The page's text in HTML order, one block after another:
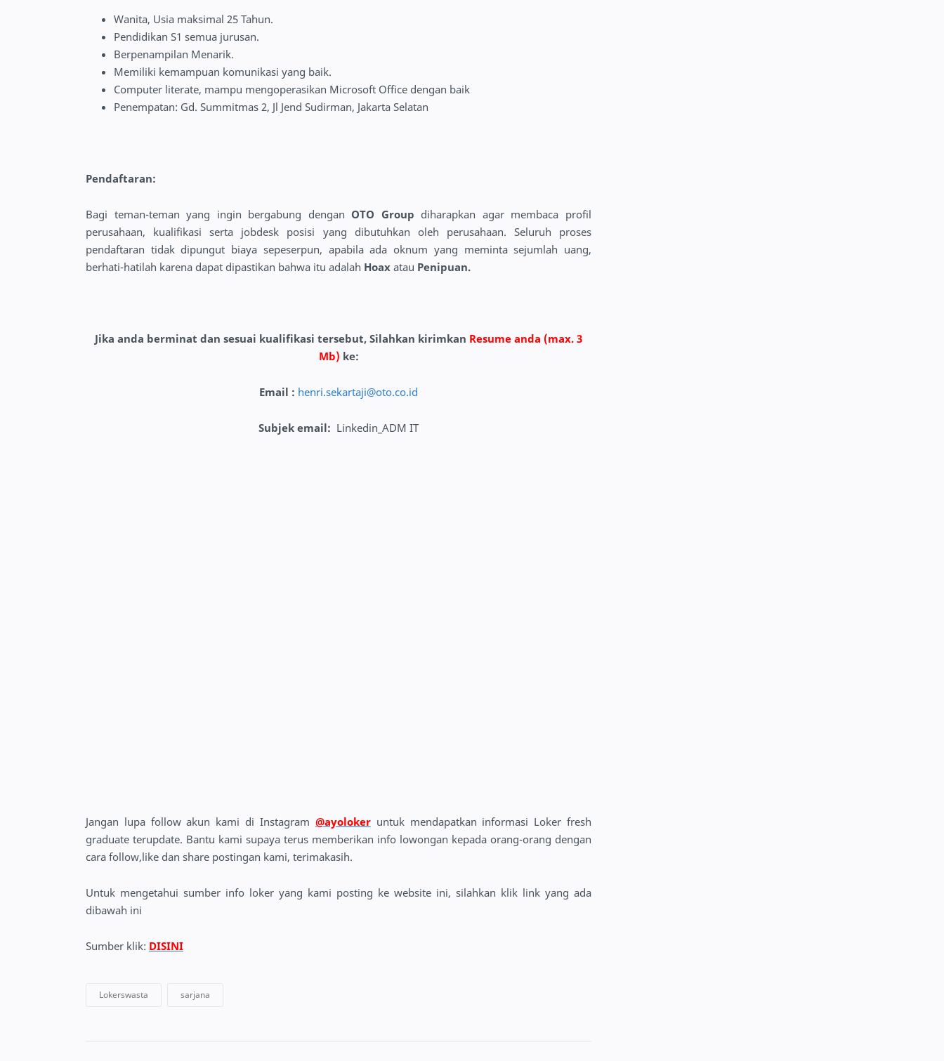
Wanita, Usia maksimal 25 Tahun.
Pendidikan S1 semua jurusan.
Berpenampilan Menarik.
Memiliki kemampuan komunikasi yang baik.
Computer literate, mampu mengoperasikan Microsoft Office dengan baik
Penempatan: Gd. Summitmas 2, Jl Jend Sudirman, Jakarta Selatan
Pendaftaran:
Bagi teman-teman yang ingin bergabung dengan OTO Group diharapkan agar membaca profil
perusahaan, kualifikasi serta jobdesk posisi yang dibutuhkan oleh perusahaan. Seluruh proses
pendaftaran tidak dipungut biaya sepeserpun, apabila ada oknum yang meminta sejumlah uang,
berhati-hatilah karena dapat dipastikan bahwa itu adalah Hoaxatau Penipuan.
Jika anda berminat dan sesuai kualifikasi tersebut, Silahkan kirimkan Resume anda (max. 3
Mb) ke:
Email : henri.sekartaji@oto.co.id
Subjek email: Linkedin_ADM IT
Jangan lupa follow akun kami di Instagram @ayolokeruntuk mendapatkan informasi Loker fresh
graduate terupdate. Bantu kami supaya terus memberikan info lowongan kepada orang-orang dengan
cara follow,like dan share postingan kami, terimakasih.
Untuk mengetahui sumber info loker yang kami posting ke website ini, silahkan klik link yang ada
dibawah ini
Sumber klik: DISINI